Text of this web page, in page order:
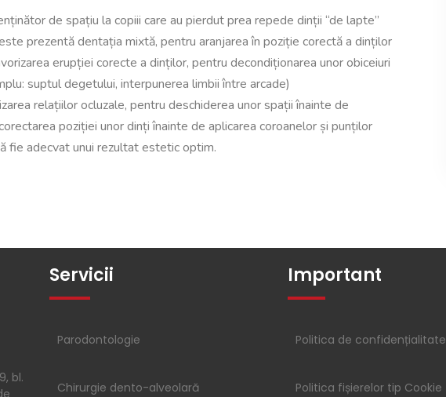
de spațiu la copiii care au pierdut prea repede dinții “de lapte”
prezentă dentația mixtă, pentru aranjarea în poziție corectă a dinților
erupției corecte a dinților, pentru decondiționarea unor obiceiuri
suptul degetului, interpunerea limbii între arcade)
relațiilor ocluzale, pentru deschiderea unor spații înainte de
poziției unor dinți înainte de aplicarea coroanelor și punților
fie adecvat unui rezultat estetic optim.
bl.
Servicii
Parodontologie
Chirurgie dento-alveolară
Important
Politica de confidențialitate
Politica fișierelor tip Cookie